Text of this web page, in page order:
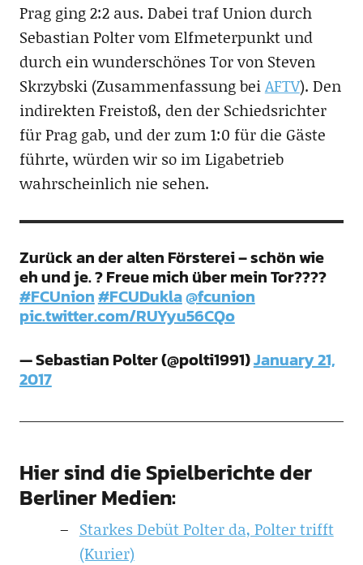
Prag ging 2:2 aus. Dabei traf Union durch
Sebastian Polter vom Elfmeterpunkt und
durch ein wunderschönes Tor von Steven
Skrzybski (Zusammenfassung beiAFTV). Den
indirekten Freistoß, den der Schiedsrichter
für Prag gab, und der zum 1:0 für die Gäste
führte, würden wir so im Ligabetrieb
wahrscheinlich nie sehen.
Zurück an der alten Försterei – schön wie
eh und je. ? Freue mich über mein Tor????
#FCUnion#FCUDukla@fcunion
pic.twitter.com/RUYyu56CQo
— Sebastian Polter (@polti1991)January 21,
2017
Hier sind die Spielberichte der
Berliner Medien:
Starkes Debüt Polter da, Polter trifft
(Kurier)